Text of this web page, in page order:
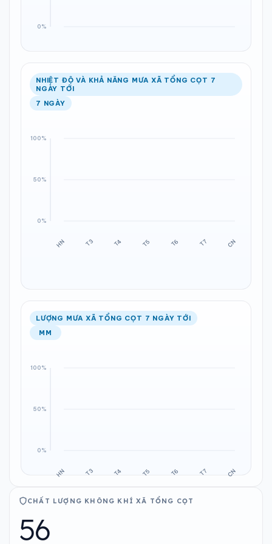
NHIỆT ĐỘ VÀ KHẢ NĂNG MƯA XÃ TỔNG CỌT 7
NGÀY TỚI
7 NGÀY
LƯỢNG MƯA XÃ TỔNG CỌT 7 NGÀY TỚI
MM
CHẤT LƯỢNG KHÔNG KHÍ XÃ TỔNG CỌT
56